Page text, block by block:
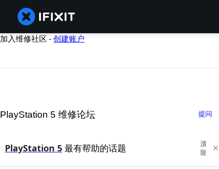
加入维修社区 -创建账户
PlayStation 5 维修论坛 提问
PlayStation 5 最有帮助的话题
清
除